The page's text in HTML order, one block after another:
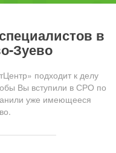
в
Зуево
подходит к делу
Вы вступили в СРО по
уже имеющееся